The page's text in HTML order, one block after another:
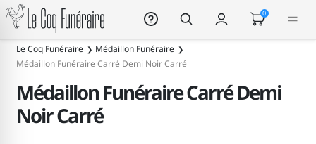
Le Coq Funéraire 0
Le Coq Funéraire
Médaillon Funéraire
Médaillon Funéraire Carré Demi Noir Carré
Médaillon Funéraire Carré Demi
Noir Carré